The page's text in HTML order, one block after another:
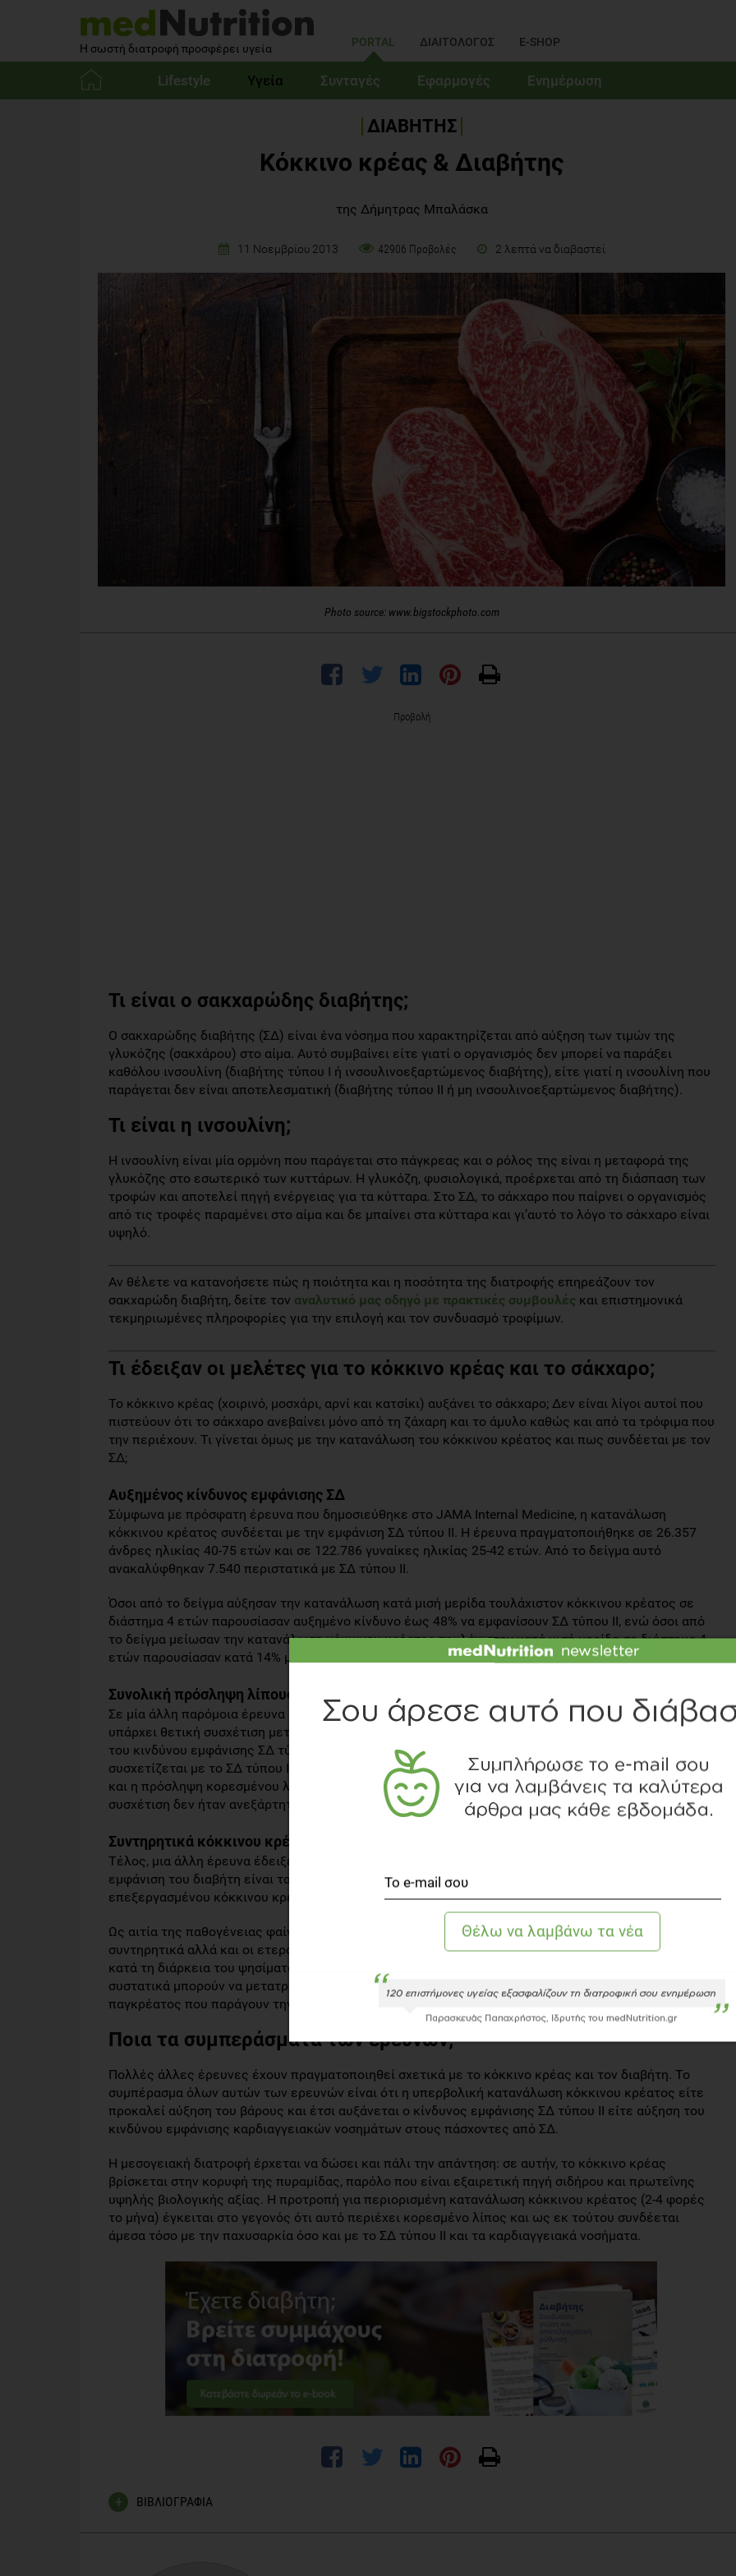
Η σωστή διατροφή προσφέρει υγεία PORTAL ΔΙΑΙΤΟΛΟΓΟΣ E-SHOP
Lifestyle Υγεία Συνταγές Εφαρμογές Ενημέρωση
ΔΙΑΒΗΤΗΣ
Κόκκινο κρέας & Διαβήτης
της Δήμητρας Μπαλάσκα
11 Νοεμβρίου 2013 42906 Προβολές 2 λεπτά να διαβαστεί
Photo source: www.bigstockphoto.com
Προβολή
Τι είναι ο σακχαρώδης διαβήτης;
Ο σακχαρώδης διαβήτης (ΣΔ) είναι ένα νόσημα που χαρακτηρίζεται από αύξηση των τιμών της
γλυκόζης (σακχάρου) στο αίμα. Αυτό συμβαίνει είτε γιατί ο οργανισμός δεν μπορεί να παράξει
καθόλου ινσουλίνη (διαβήτης τύπου Ι ή ινσουλινοεξαρτώμενος διαβήτης), είτε γιατί η ινσουλίνη που
παράγεται δεν είναι αποτελεσματική (διαβήτης τύπου ΙΙ ή μη ινσουλινοεξαρτώμενος διαβήτης).
Τι είναι η ινσουλίνη;
Η ινσουλίνη είναι μία ορμόνη που παράγεται στο πάγκρεας και ο ρόλος της είναι η μεταφορά της
γλυκόζης στο εσωτερικό των κυττάρων. Η γλυκόζη, φυσιολογικά, προέρχεται από τη διάσπαση των
τροφών και αποτελεί πηγή ενέργειας για τα κύτταρα. Στο ΣΔ, το σάκχαρο που παίρνει ο οργανισμός
από τις τροφές παραμένει στο αίμα και δε μπαίνει στα κύτταρα και γι’αυτό το λόγο το σάκχαρο είναι
υψηλό.
Αν θέλετε να κατανοήσετε πώς η ποιότητα και η ποσότητα της διατροφής επηρεάζουν τον
σακχαρώδη διαβήτη, δείτε τον αναλυτικό μας οδηγό με πρακτικές συμβουλές και επιστημονικά
τεκμηριωμένες πληροφορίες για την επιλογή και τον συνδυασμό τροφίμων.
Τι έδειξαν οι μελέτες για το κόκκινο κρέας και το σάκχαρο;
Το κόκκινο κρέας (χοιρινό, μοσχάρι, αρνί και κατσίκι) αυξάνει το σάκχαρο; Δεν είναι λίγοι αυτοί που
πιστεύουν ότι το σάκχαρο ανεβαίνει μόνο από τη ζάχαρη και το άμυλο καθώς και από τα τρόφιμα που
την περιέχουν. Τι γίνεται όμως με την κατανάλωση του κόκκινου κρέατος και πως συνδέεται με τον
ΣΔ;
Αυξημένος κίνδυνος εμφάνισης ΣΔ
Σύμφωνα με πρόσφατη έρευνα που δημοσιεύθηκε στο JAMA Internal Medicine, η κατανάλωση
κόκκινου κρέατος συνδέεται με την εμφάνιση ΣΔ τύπου ΙΙ. Η έρευνα πραγματοποιήθηκε σε 26.357
άνδρες ηλικίας 40-75 ετών και σε 122.786 γυναίκες ηλικίας 25-42 ετών. Από το δείγμα αυτό
ανακαλύφθηκαν 7.540 περιστατικά με ΣΔ τύπου ΙΙ.
Όσοι από το δείγμα αύξησαν την κατανάλωση κατά μισή μερίδα τουλάχιστον κόκκινου κρέατος σε
διάστημα 4 ετών παρουσίασαν αυξημένο κίνδυνο έως 48% να εμφανίσουν ΣΔ τύπου ΙΙ, ενώ όσοι από
το δείγμα μείωσαν την κατανάλωση κόκκινου κρέατος τουλάχιστον κατά μισή μερίδα σε διάστημα 4
ετών παρουσίασαν κατά 14% μείωση του κινδύνου εμφάνισης του ΣΔ τύπου ΙΙ.
Συνολική πρόσληψη λίπους και ΣΔ
Σε μία άλλη παρόμοια έρευνα (ΗPFS: Health Professionals Follow-Up), οι ερευνητές διαπίστωσαν ότι
υπάρχει θετική συσχέτιση μεταξύ της συχνής κατανάλωσης επεξεργασμένου κόκκινου κρέατος και
του κινδύνου εμφάνισης ΣΔ τύπου ΙΙ ενώ το μη επεξεργασμένο κόκκινο κρέας δεν φάνηκε να
συσχετίζεται με το ΣΔ τύπου ΙΙ. Επίσης, παρατηρήθηκε ότι τόσο η συνολική πρόσληψη λίπους, όσο
και η πρόσληψη κορεσμένου λίπους σχετίζονταν με τον κίνδυνο εμφάνισης ΣΔ τύπου ΙΙ, όμως αυτή η
συσχέτιση δεν ήταν ανεξάρτητη με την αύξηση του βάρους του σώματος.
Συντηρητικά κόκκινου κρέατος
Τέλος, μια άλλη έρευνα έδειξε ότι τα συστατικά του κόκκινου κρέατος που είναι υπεύθυνα για την
εμφάνιση του διαβήτη είναι τα συντηρητικά που βρίσκονται στα αλλαντικά και σε άλλους τύπους
επεξεργασμένου κόκκινου κρεάτος.
Ως αιτία της παθογένειας φαίνεται να είναι τα νιτρώδη και τα νιτρικά που προστίθενται ως
συντηρητικά αλλά και οι ετεροκυκλικές αμίνες και πολυκυκλικοί υδραγονάνθρακες που παράγονται
κατά τη διάρκεια του ψησίματος, ιδιαίτερα όταν το κρέας ψήνεται για αρκετή ώρα. Τα παραπάνω
συστατικά μπορούν να μετατραπούν σε Ν- Νιτροζαμίνες και να δράσουν τοξικά στα β-κύτταρα του
παγκρέατος που παράγουν την ινσουλίνη.
Ποια τα συμπεράσματα των ερευνών;
Πολλές άλλες έρευνες έχουν πραγματοποιηθεί σχετικά με το κόκκινο κρέας και τον διαβήτη. Το
συμπέρασμα όλων αυτών των ερευνών είναι ότι η υπερβολική κατανάλωση κόκκινου κρέατος είτε
προκαλεί αύξηση του βάρους και έτσι αυξάνεται ο κίνδυνος εμφάνισης ΣΔ τύπου ΙΙ είτε αύξηση του
κινδύνου εμφάνισης καρδιαγγειακών νοσημάτων στους πάσχοντες από ΣΔ.
Η μεσογειακή διατροφή έρχεται να δώσει και πάλι την απάντηση: σε αυτήν, το κόκκινο κρέας
βρίσκεται στην κορυφή της πυραμίδας, παρόλο που είναι εξαιρετική πηγή σιδήρου και πρωτεΐνης
υψηλής βιολογικής αξίας. Η προτροπή για περιορισμένη κατανάλωση κόκκινου κρέατος (2-4 φορές
το μήνα) έγκειται στο γεγονός ότι αυτό περιέχει κορεσμένο λίπος και ως εκ τούτου συνδέεται
άμεσα τόσο με την παχυσαρκία όσο και με το ΣΔ τύπου ΙΙ και τα καρδιαγγειακά νοσήματα.
ΒΙΒΛΙΟΓΡΑΦΙΑ